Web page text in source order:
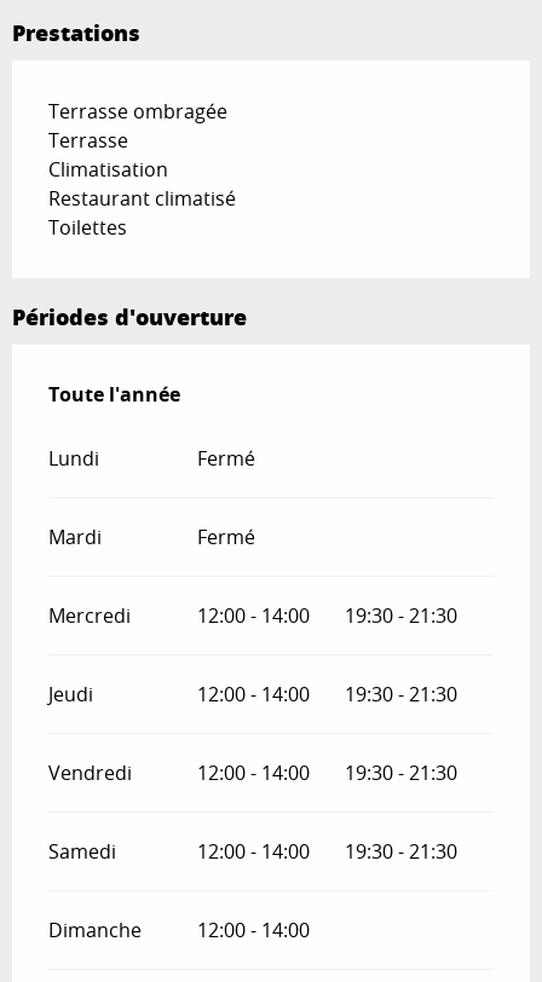
Prestations
Terrasse ombragée
Terrasse
Climatisation
Restaurant climatisé
Toilettes
Périodes d'ouverture
Toute l'année
Toute l'année
Lundi Fermé
Mardi Fermé
Mercredi 12:00 - 14:00 19:30 - 21:30
Jeudi 12:00 - 14:00 19:30 - 21:30
Vendredi 12:00 - 14:00 19:30 - 21:30
Samedi 12:00 - 14:00 19:30 - 21:30
Dimanche 12:00 - 14:00